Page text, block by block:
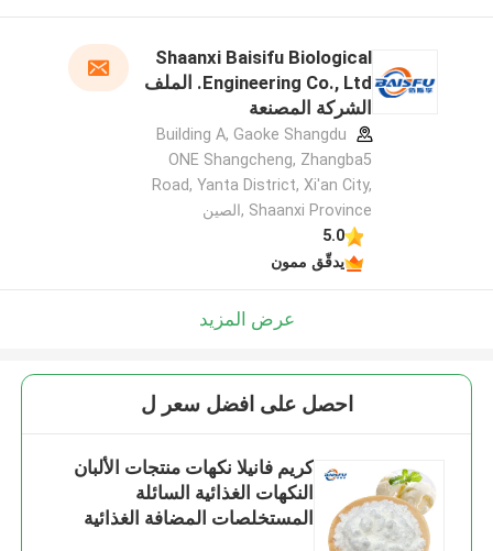
Shaanxi Baisifu Biological
Engineering Co., Ltd. الملف
الشركة المصنعة
Building A, Gaoke Shangdu
ONE Shangcheng, Zhangba5
Road, Yanta District, Xi'an City,
Shaanxi Province ,الصين
5.0
يدقّق ممون
عرض المزيد
احصل على افضل سعر ل
كريم فانيلا نكهات منتجات الألبان
النكهات الغذائية السائلة
المستخلصات المضافة الغذائية